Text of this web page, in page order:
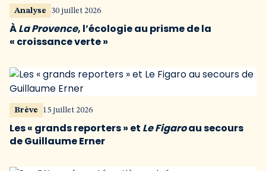
Analyse 30 juillet 2026
ÀLa Provence, l’écologie au prisme de la
« croissance verte »
Brève 15 juillet 2026
Les « grands reporters » et Le Figaroau secours
de Guillaume Erner